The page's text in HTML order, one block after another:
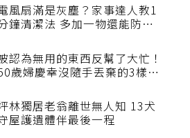
電風扇滿是灰塵？家事達人教1
被認為無用的東西反幫了大忙！
50歲婦慶幸沒隨手丟棄的3樣物
品
坪林獨居老翁離世無人知 13犬